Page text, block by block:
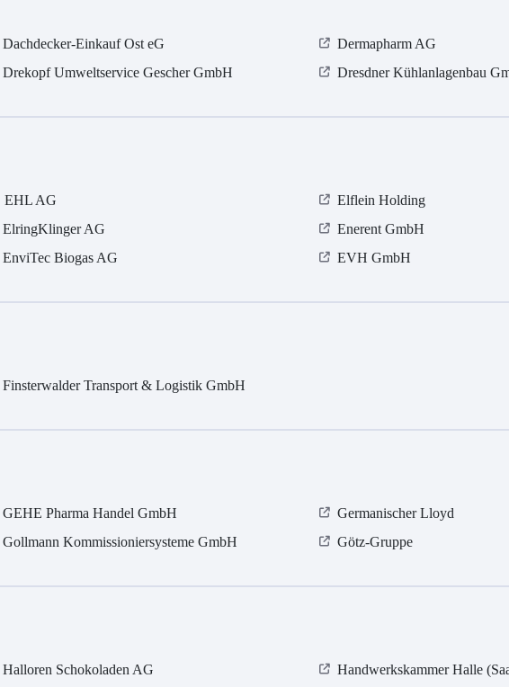
Dachdecker-Einkauf Ost eG
Dermapharm AG
Drekopf Umweltservice Gescher GmbH Dresdner Kühlanlagenbau
EHL AG
Elflein Holding
ElringKlinger AG
Enerent GmbH
EnviTec Biogas AG EVH GmbH
Finsterwalder Transport & Logistik GmbH
GEHE Pharma Handel GmbH
Germanischer Lloyd
Gollmann Kommissioniersysteme GmbH Götz-Gruppe
Halloren Schokoladen AG
Handwerkskammer Halle